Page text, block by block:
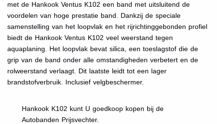
met de Hankook Ventus K102 een band met uitsluitend de
voordelen van hoge prestatie band. Dankzij de speciale
samenstelling van het loopvlak en het rijrichtinggebonden profiel
biedt de Hankook Ventus K102 veel weerstand tegen
aquaplaning. Het loopvlak bevat silica, een toeslagstof die de
grip van de band onder alle omstandigheden verbetert en de
rolweerstand verlaagt. Dit laatste leidt tot een lager
brandstofverbruik. Inclusief velgbeschermer.
Hankook K102 kunt U goedkoop kopen bij de
Autobanden Prijsvechter.